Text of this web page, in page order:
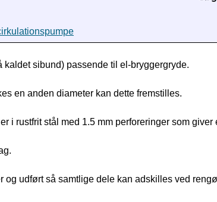
kaldet sibund) passende til el-bryggergryde.
en anden diameter kan dette fremstilles.
i rustfrit stål med 1.5 mm perforeringer som
og udført så samtlige dele kan adskilles ved